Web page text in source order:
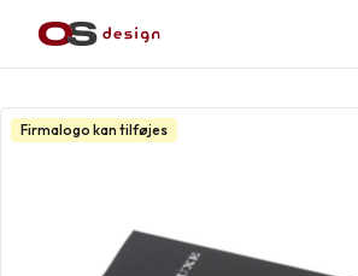
Firmalogo kan tilføjes